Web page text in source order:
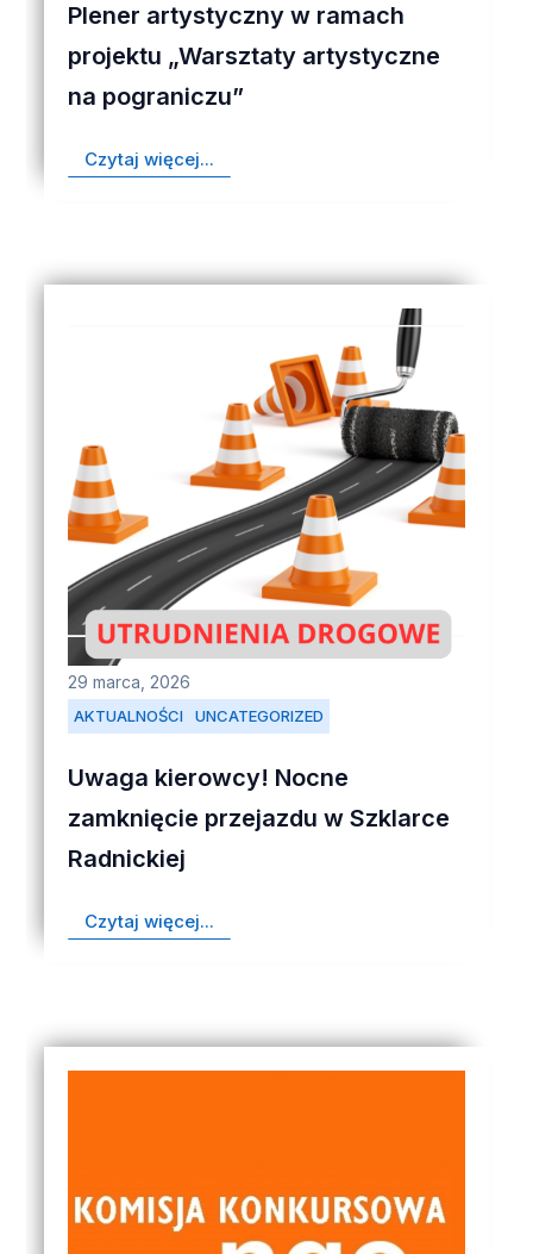
Plener artystyczny w ramach
projektu „Warsztaty artystyczne
na pograniczu”
Czytaj więcej...
AKTUALNOŚCI UNCATEGORIZED
29 marca, 2026
Uwaga kierowcy! Nocne
zamknięcie przejazdu w Szklarce
Radnickiej
Czytaj więcej...